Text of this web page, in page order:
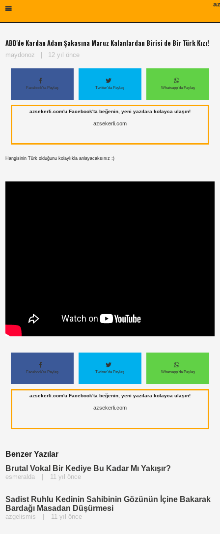
ABD'de Kardan Adam Şakasına Maruz Kalanlardan Birisi de Bir Türk Kızı!
maydonoz 12 yıl önce
Facebook'ta Paylaş Twitter'da Paylaş Whatsapp'da Paylaş
azsekerli.com'u Facebook'ta beğenin, yeni yazılara kolayca ulaşın!
azsekerli.com
Hangisinin Türk olduğunu kolaylıkla anlayacaksınız :)
Facebook'ta Paylaş Twitter'da Paylaş Whatsapp'da Paylaş
azsekerli.com'u Facebook'ta beğenin, yeni yazılara kolayca ulaşın!
azsekerli.com
Benzer Yazılar
Brutal Vokal Bir Kediye Bu Kadar Mı Yakışır?
esmeralda 11 yıl önce
Sadist Ruhlu Kedinin Sahibinin Gözünün İçine Bakarak
Bardağı Masadan Düşürmesi
azgelismis 11 yıl önce